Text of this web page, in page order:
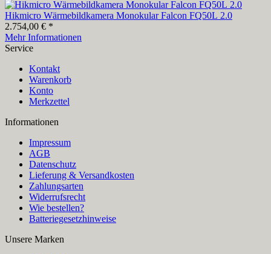
Hikmicro Wärmebildkamera Monokular Falcon FQ50L 2.0
2.754,00 € *
Mehr Informationen
Service
Kontakt
Warenkorb
Konto
Merkzettel
Informationen
Impressum
AGB
Datenschutz
Lieferung & Versandkosten
Zahlungsarten
Widerrufsrecht
Wie bestellen?
Batteriegesetzhinweise
Unsere Marken